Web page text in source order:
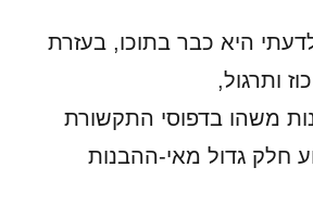
היא כבר בתוכו, בעזרת
ותרגול,
משהו בדפוסי התקשורת
חלק גדול מאי-ההבנות